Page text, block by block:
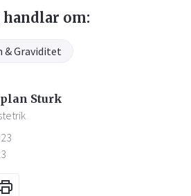
om:
& Graviditet
Sturk